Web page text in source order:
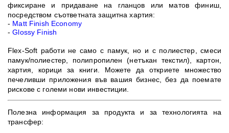
фиксиране и придаване на гланцов или матов финиш,
посредством съответната защитна хартия:
- Matt Finish Economy
-Glossy Finish
Flex-Soft работи не само с памук, но и с полиестер, смеси
памук/полиестер, полипропилен (нетъкан текстил), картон,
хартия, корици за книги. Можете да откриете множество
печеливши приложения във вашия бизнес, без да поемате
рискове с големи нови инвестиции.
Полезна информация за продукта и за технологията на
трансфер: